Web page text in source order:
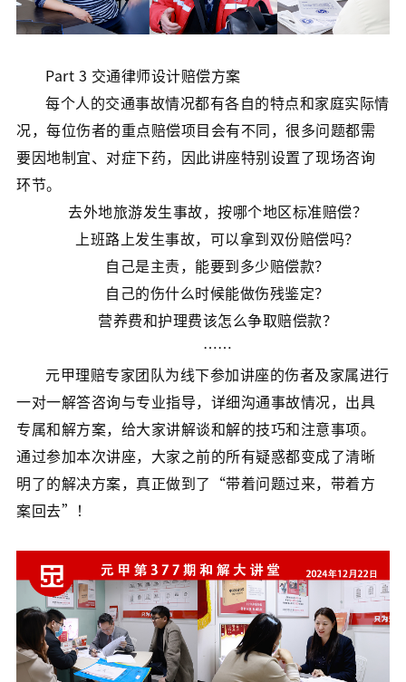
Part 3 交通律师设计赔偿方案
每个人的交通事故情况都有各自的特点和家庭实际情
况，每位伤者的重点赔偿项目会有不同，很多问题都需
要因地制宜、对症下药，因此讲座特别设置了现场咨询
环节。
去外地旅游发生事故，按哪个地区标准赔偿？
上班路上发生事故，可以拿到双份赔偿吗？
自己是主责，能要到多少赔偿款？
自己的伤什么时候能做伤残鉴定？
营养费和护理费该怎么争取赔偿款？
……
元甲理赔专家团队为线下参加讲座的伤者及家属进行
一对一解答咨询与专业指导，详细沟通事故情况，出具
专属和解方案，给大家讲解谈和解的技巧和注意事项。
通过参加本次讲座，大家之前的所有疑惑都变成了清晰
明了的解决方案，真正做到了“带着问题过来，带着方
案回去”！